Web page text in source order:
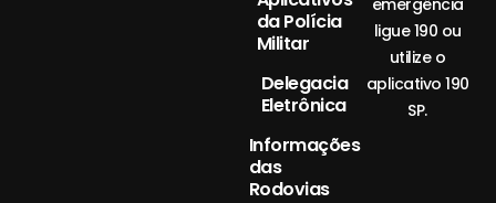
da Polícia
Militar
Delegacia
Eletrônica
Informações
das
Rodovias
ligue 190 ou
utilize o
aplicativo 190
SP.